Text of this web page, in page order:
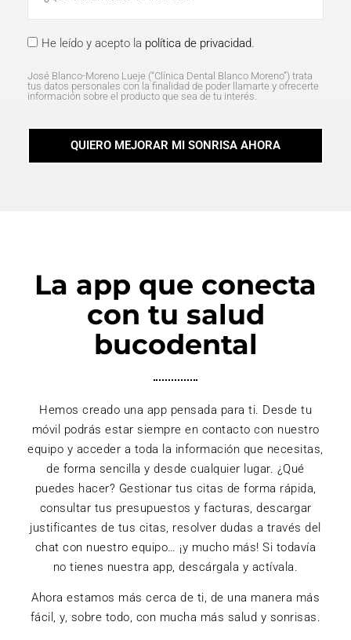
He leído y acepto la política de privacidad.
José Blanco-Moreno Lueje (“Clínica Dental Blanco Moreno”) trata
tus datos personales con la finalidad de poder llamarte y ofrecerte
información sobre el producto que sea de tu interés.
QUIERO MEJORAR MI SONRISA AHORA
La app que conecta
con tu salud
bucodental
Hemos creado una app pensada para ti. Desde tu
móvil podrás estar siempre en contacto con nuestro
equipo y acceder a toda la información que necesitas,
de forma sencilla y desde cualquier lugar. ¿Qué
puedes hacer? Gestionar tus citas de forma rápida,
consultar tus presupuestos y facturas, descargar
justificantes de tus citas, resolver dudas a través del
chat con nuestro equipo… ¡y mucho más! Si todavía
no tienes nuestra app, descárgala y actívala.
Ahora estamos más cerca de ti, de una manera más
fácil, y, sobre todo, con mucha más salud y sonrisas.